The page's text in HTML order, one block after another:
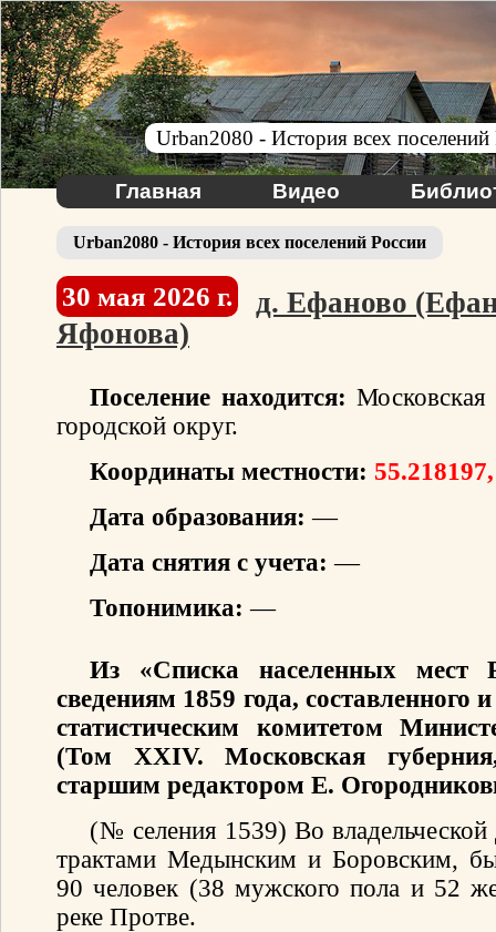
Urban2080 - История всех поселений
Главная Видео
Urban2080 - История всех поселений России
30 мая 2026 г.
д. Ефаново
Яфонова)
Поселение находится:
городской округ.
Координаты местности:
Дата образования: —
Дата снятия с учета: —
Топонимика: —
Из «Списка населенных мест
сведениям 1859 года,
статистическим комитетом
(Том XXIV. Московская
старшим редактором Е.
(№ селения 1539) Во
трактами Медынским и Боровским,
90 человек (38 мужского пола и 52
реке Протве.